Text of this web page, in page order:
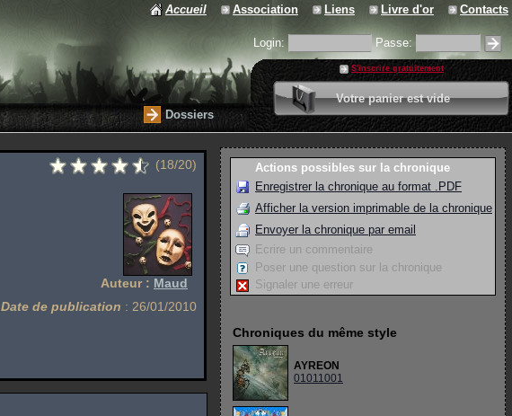
Accueil Association Liens Livre d'or Contacts
Login: Passe:
S'inscrire gratuitement
Votre panier est vide
0 article
Valider votre panier
Dossiers
(18/20)
Auteur : Maud
Date de publication : 26/01/2010
Actions possibles sur la chronique
Enregistrer la chronique au format .PDF
Afficher la version imprimable de la chronique
Envoyer la chronique par email
Ecrire un commentaire
Poser une question sur la chronique
Signaler une erreur
Chroniques du même style
AYREON
01011001